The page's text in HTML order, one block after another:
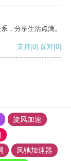
，分享生活点滴。
支持[0] 反对[0]
旋风加速
风驰加速器